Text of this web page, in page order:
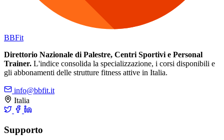
BBFit
Direttorio Nazionale di Palestre, Centri Sportivi e Personal
Trainer. L'indice consolida la specializzazione, i corsi disponibili e
gli abbonamenti delle strutture fitness attive in Italia.
info@bbfit.it
Italia
Supporto